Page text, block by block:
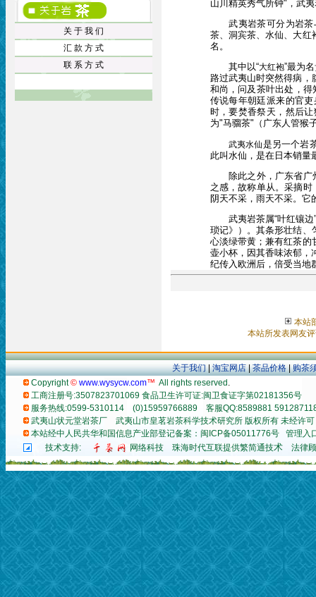
关 于 我 们
汇 款 方 式
联 系 方 式
山川精英秀气所钟"，武
武夷岩茶可分为岩茶
茶、洞宾茶、水仙、大红
名。
其中以“大红袍”最为
路过武夷山时突然得病
和尚，问及茶叶出处，得
传说每年朝廷派来的官
时，要焚香祭天，然后
为"马骝茶"（广东人管猴
武夷水仙是另一个岩
此叫水仙，是在日本销量
除此之外，广东省广州
之感，故称单从。采摘
阴天不采，雨天不采。它
武夷岩茶属“叶红镶边”
琐记》）。其条形壮结、
心淡绿带黄；兼有红茶的
壶小杯，因其香味浓郁，
纪传入欧洲后，倍受当地
本站
本站所发表网友
关于我们 |淘宝网店|茶品价格|购茶
Copyright© www.wysycw.com™ All rights reserved .
工商注册号:3507823701069 食品卫生许可证:闽卫食证字第02181356号
服务热线:0599-5310114 (0)15959766889 客服QQ:8589881
武夷山状元堂岩茶厂 武夷山市皇茗岩茶科学技术研究所 版权所有 未经许
本站经中人民共华和国信息产业部登记备案：闽ICP备05011776号
管理入
技术支持:
网络科技 珠海时代互联提供繁简通技术 法律